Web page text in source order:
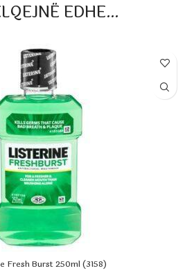
EDHE…
Fresh Burst 250ml (3158)